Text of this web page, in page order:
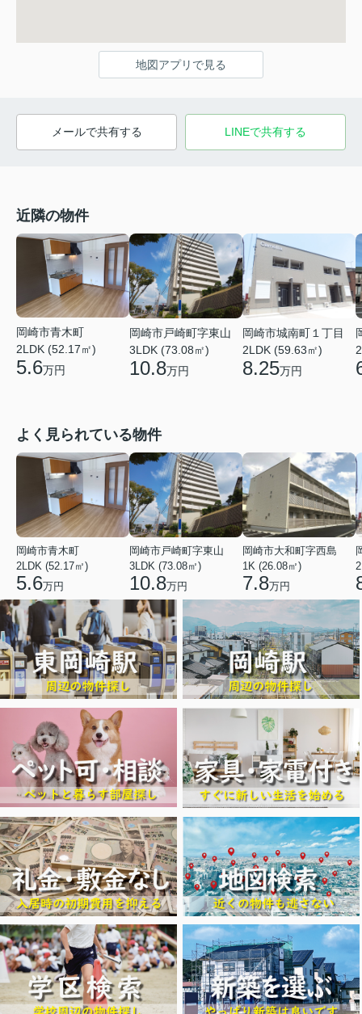
地図アプリで見る
メールで共有する LINEで共有する
近隣の物件
岡崎市青木町
2LDK (52.17㎡)
5.6万円
岡崎市戸崎町字東山
3LDK (73.08㎡)
10.8万円
岡崎市城南町１丁目
2LDK (59.63㎡)
8.25万円
よく見られている物件
岡崎市青木町
2LDK (52.17㎡)
5.6万円
岡崎市戸崎町字東山
3LDK (73.08㎡)
10.8万円
岡崎市大和町字西島
1K (26.08㎡)
7.8万円